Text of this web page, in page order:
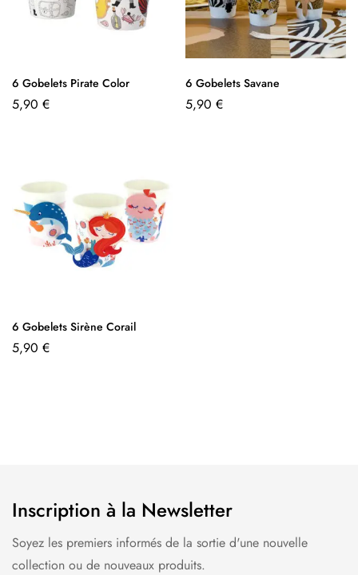
6 Gobelets Pirate Color
5,90 €
6 Gobelets Savane
5,90 €
6 Gobelets Sirène Corail
5,90 €
Inscription à la Newsletter
Soyez les premiers informés de la sortie d'une nouvelle
collection ou de nouveaux produits.